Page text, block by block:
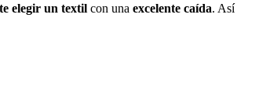
elegir un textil con una excelente caída. Así